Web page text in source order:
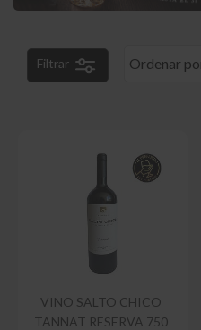
Ordenar
Filtrar
VINO SALTO CHICO
TANNAT RESERVA 750